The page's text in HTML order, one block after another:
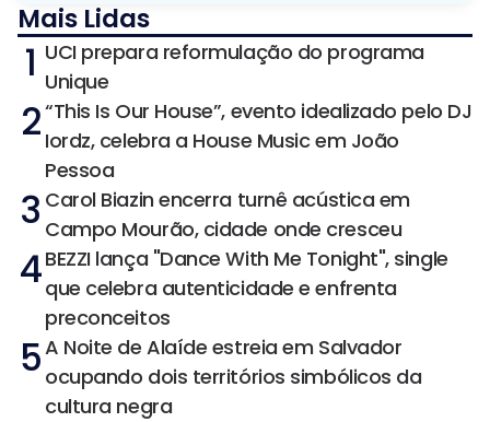
Mais Lidas
1 UCI prepara reformulação do programa
Unique
2“This Is Our House”, evento idealizado pelo DJ
Iordz, celebra a House Music em João
Pessoa
3 Carol Biazin encerra turnê acústica em
Campo Mourão, cidade onde cresceu
4BEZZI lança "Dance With Me Tonight", single
que celebra autenticidade e enfrenta
preconceitos
5A Noite de Alaíde estreia em Salvador
ocupando dois territórios simbólicos da
cultura negra